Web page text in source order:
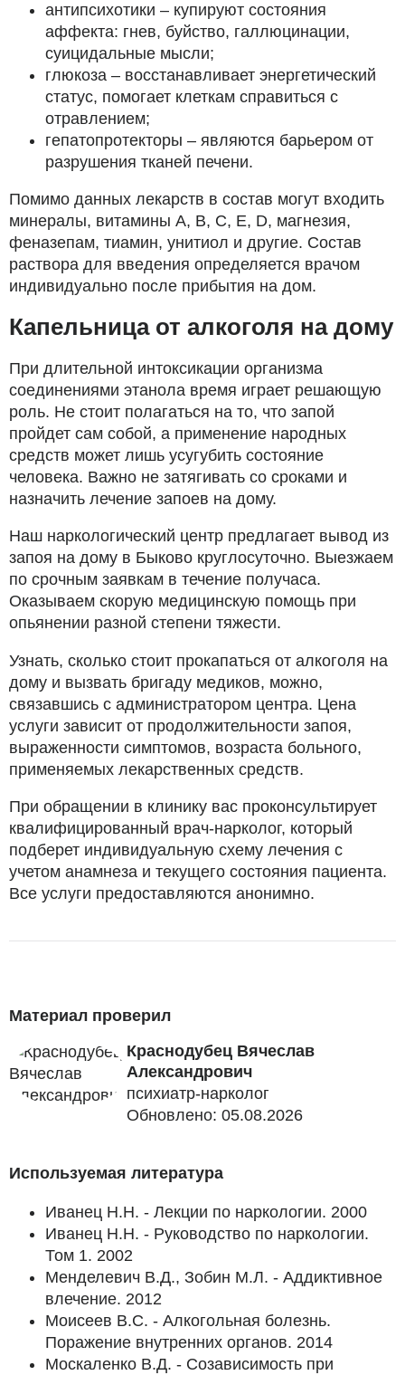
антипсихотики – купируют состояния
аффекта: гнев, буйство, галлюцинации,
суицидальные мысли;
глюкоза – восстанавливает энергетический
статус, помогает клеткам справиться с
отравлением;
гепатопротекторы – являются барьером от
разрушения тканей печени.
Помимо данных лекарств в состав могут входить
минералы, витамины А, В, С, Е, D, магнезия,
феназепам, тиамин, унитиол и другие. Состав
раствора для введения определяется врачом
индивидуально после прибытия на дом.
Капельница от алкоголя на дому
При длительной интоксикации организма
соединениями этанола время играет решающую
роль. Не стоит полагаться на то, что запой
пройдет сам собой, а применение народных
средств может лишь усугубить состояние
человека. Важно не затягивать со сроками и
назначить лечение запоев на дому.
Наш наркологический центр предлагает вывод из
запоя на дому в Быково круглосуточно. Выезжаем
по срочным заявкам в течение получаса.
Оказываем скорую медицинскую помощь при
опьянении разной степени тяжести.
Узнать, сколько стоит прокапаться от алкоголя на
дому и вызвать бригаду медиков, можно,
связавшись с администратором центра. Цена
услуги зависит от продолжительности запоя,
выраженности симптомов, возраста больного,
применяемых лекарственных средств.
При обращении в клинику вас проконсультирует
квалифицированный врач-нарколог, который
подберет индивидуальную схему лечения с
учетом анамнеза и текущего состояния пациента.
Все услуги предоставляются анонимно.
Материал проверил
Краснодубец Вячеслав
Александрович
психиатр-нарколог
Обновлено: 05.08.2026
Используемая литература
Иванец Н.Н. - Лекции по наркологии. 2000
Иванец Н.Н. - Руководство по наркологии.
Том 1. 2002
Менделевич В.Д., Зобин М.Л. - Аддиктивное
влечение. 2012
Моисеев В.С. - Алкогольная болезнь.
Поражение внутренних органов. 2014
Москаленко В.Д. - Созависимость при